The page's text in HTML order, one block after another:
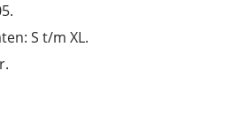
S t/m XL.